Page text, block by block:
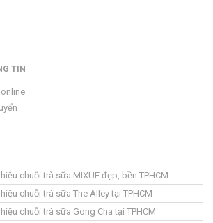
TIN
chuỗi trà sữa MIXUE đẹp, bền TPHCM
chuỗi trà sữa The Alley tại TPHCM
chuỗi trà sữa Gong Cha tại TPHCM